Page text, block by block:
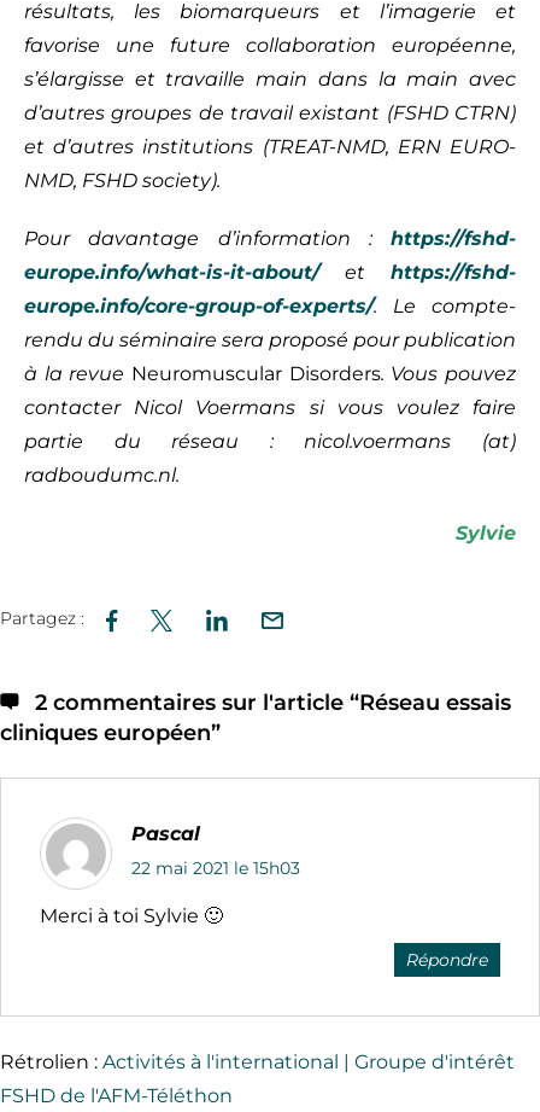
résultats, les biomarqueurs et l’imagerie et
favorise une future collaboration européenne,
s’élargisse et travaille main dans la main avec
d’autres groupes de travail existant (FSHD CTRN)
et d’autres institutions (TREAT-NMD, ERN EURO-
NMD, FSHD society).
Pour davantage d’information : https://fshd-
europe.info/what-is-it-about/et https://fshd-
europe.info/core-group-of-experts/. Le compte-
rendu du séminaire sera proposé pour publication
à la revue Neuromuscular Disorders. Vous pouvez
contacter Nicol Voermans si vous voulez faire
partie du réseau :nicol.voermans (at)
radboudumc.nl.
Sylvie
Partagez :
2 commentaires sur l'article “Réseau essais
cliniques européen”
Pascal
22 mai 2021 le 15h03
Merci à toi Sylvie 🙂
Répondre
Rétrolien : Activités à l'international | Groupe d'intérêt
FSHD de l'AFM-Téléthon